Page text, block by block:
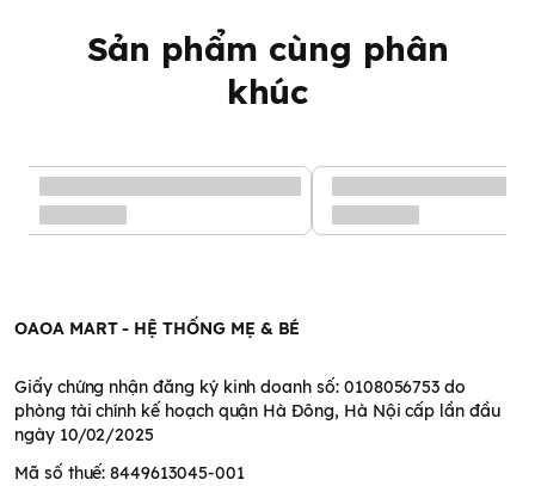
Sản phẩm cùng phân
khúc
OAOA MART - HỆ THỐNG MẸ & BÉ
Giấy chứng nhận đăng ký kinh doanh số: 0108056753 do
phòng tài chính kế hoạch quận Hà Đông, Hà Nội cấp lần đầu
ngày 10/02/2025
Mã số thuế: 8449613045-001